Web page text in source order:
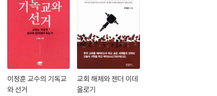
이정훈 교수의 기독교
와 선거
교회 해체와 젠더 이데
올로기